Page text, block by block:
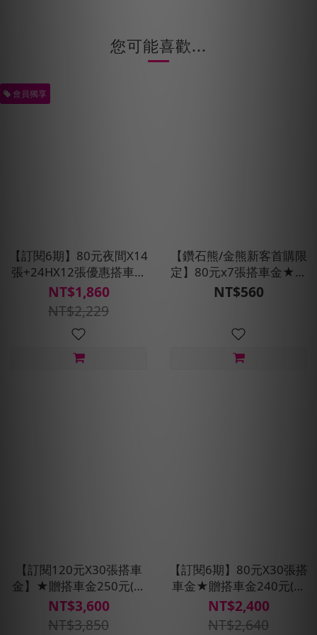
您可能喜歡...
會員獨享
【訂閱6期】80元夜間X14
張+24HX12張優惠搭車金
★贈預約派車1次
NT$1,860
NT$2,229
【鑽石熊/金熊新客首購限
定】80元x7張搭車金★現
折100元
NT$560
【訂閱120元X30張搭車
金】★贈搭車金250元(每
30天自動扣款)
NT$3,600
NT$3,850
【訂閱6期】80元X30張搭
車金★贈搭車金240元(每
30天自動扣款)
NT$2,400
NT$2,640